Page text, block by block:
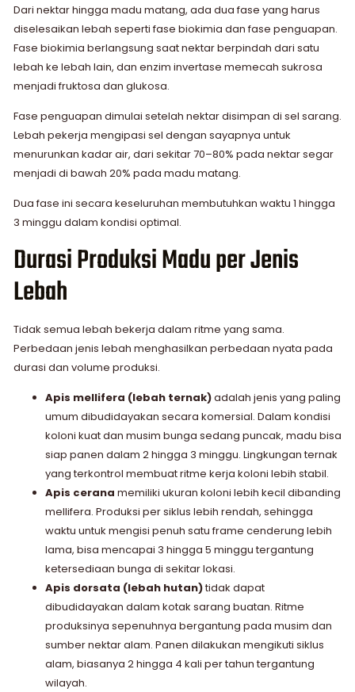
Dari nektar hingga madu matang, ada dua fase yang harus
diselesaikan lebah seperti fase biokimia dan fase penguapan.
Fase biokimia berlangsung saat nektar berpindah dari satu
lebah ke lebah lain, dan enzim invertase memecah sukrosa
menjadi fruktosa dan glukosa.
Fase penguapan dimulai setelah nektar disimpan di sel sarang.
Lebah pekerja mengipasi sel dengan sayapnya untuk
menurunkan kadar air, dari sekitar 70–80% pada nektar segar
menjadi di bawah 20% pada madu matang.
Dua fase ini secara keseluruhan membutuhkan waktu 1 hingga
3 minggu dalam kondisi optimal.
Durasi Produksi Madu per Jenis
Lebah
Tidak semua lebah bekerja dalam ritme yang sama.
Perbedaan jenis lebah menghasilkan perbedaan nyata pada
durasi dan volume produksi.
Apis mellifera (lebah ternak)adalah jenis yang paling
umum dibudidayakan secara komersial. Dalam kondisi
koloni kuat dan musim bunga sedang puncak, madu bisa
siap panen dalam 2 hingga 3 minggu. Lingkungan ternak
yang terkontrol membuat ritme kerja koloni lebih stabil.
Apis cerana memiliki ukuran koloni lebih kecil dibanding
mellifera. Produksi per siklus lebih rendah, sehingga
waktu untuk mengisi penuh satu frame cenderung lebih
lama, bisa mencapai 3 hingga 5 minggu tergantung
ketersediaan bunga di sekitar lokasi.
Apis dorsata (lebah hutan)tidak dapat
dibudidayakan dalam kotak sarang buatan. Ritme
produksinya sepenuhnya bergantung pada musim dan
sumber nektar alam. Panen dilakukan mengikuti siklus
alam, biasanya 2 hingga 4 kali per tahun tergantung
wilayah.